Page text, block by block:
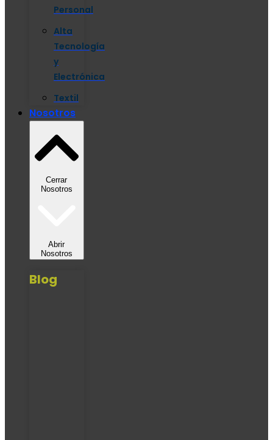
Personal
Alta
Tecnología
y
Electrónica
Textil
Nosotros
Cerrar
Nosotros
Abrir
Nosotros
Blog